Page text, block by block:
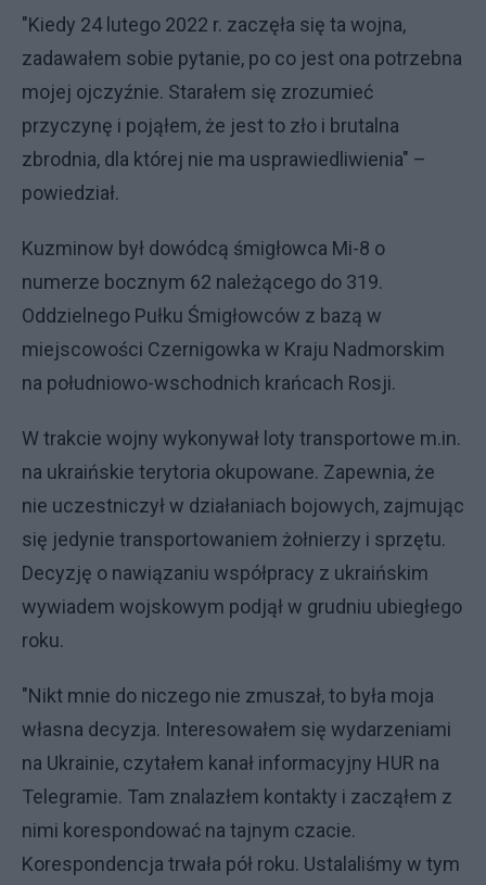
"Kiedy 24 lutego 2022 r. zaczęła się ta wojna,
zadawałem sobie pytanie, po co jest ona potrzebna
mojej ojczyźnie. Starałem się zrozumieć
przyczynę i pojąłem, że jest to zło i brutalna
zbrodnia, dla której nie ma usprawiedliwienia" –
powiedział.
Kuzminow był dowódcą śmigłowca Mi-8 o
numerze bocznym 62 należącego do 319.
Oddzielnego Pułku Śmigłowców z bazą w
miejscowości Czernigowka w Kraju Nadmorskim
na południowo-wschodnich krańcach Rosji.
W trakcie wojny wykonywał loty transportowe m.in.
na ukraińskie terytoria okupowane. Zapewnia, że
nie uczestniczył w działaniach bojowych, zajmując
się jedynie transportowaniem żołnierzy i sprzętu.
Decyzję o nawiązaniu współpracy z ukraińskim
wywiadem wojskowym podjął w grudniu ubiegłego
roku.
"Nikt mnie do niczego nie zmuszał, to była moja
własna decyzja. Interesowałem się wydarzeniami
na Ukrainie, czytałem kanał informacyjny HUR na
Telegramie. Tam znalazłem kontakty i zacząłem z
nimi korespondować na tajnym czacie.
Korespondencja trwała pół roku. Ustalaliśmy w tym